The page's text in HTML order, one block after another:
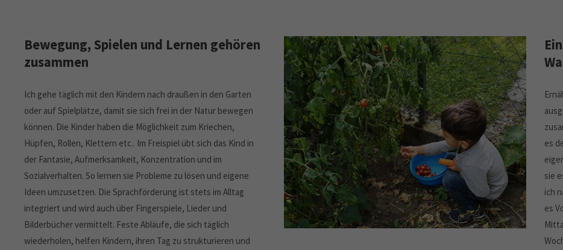
Bewegung, Spielen und Lernen gehören
zusammen
Ich gehe täglich mit den Kindern nach draußen in den Garten
oder auf Spielplätze, damit sie sich frei in der Natur bewegen
können. Die Kinder haben die Möglichkeit zum Kriechen,
Hüpfen, Rollen, Klettern etc.. Im Freispiel übt sich das Kind in
der Fantasie, Aufmerksamkeit, Konzentration und im
Sozialverhalten. So lernen sie Probleme zu lösen und eigene
Ideen umzusetzen. Die Sprachförderung ist stets im Alltag
integriert und wird auch über Fingerspiele, Lieder und
Bilderbücher vermittelt. Feste Abläufe, die sich täglich
wiederholen, helfen Kindern, ihren Tag zu strukturieren und
es
sie
ich
es